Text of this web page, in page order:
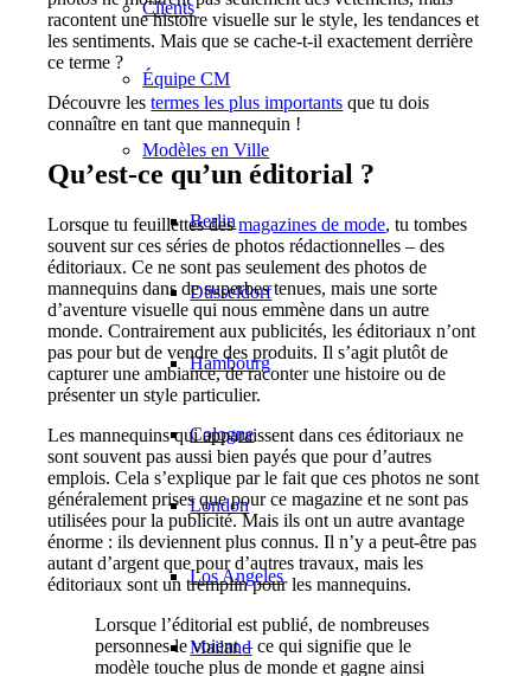
Clients
Équipe CM
Modèles en Ville
Berlin
Düsseldorf
Hambourg
Cologne
London
Los Angeles
Mailand
racontent une histoire visuelle sur le style, les tendances et
les sentiments. Mais que se cache-t-il exactement derrière
ce terme ?
Découvre lestermes les plus importants que tu dois
connaître en tant que mannequin !
Qu’est-ce qu’un éditorial ?
Lorsque tu feuillettes desmagazines de mode, tu tombes
souvent sur ces séries de photos rédactionnelles – des
éditoriaux. Ce ne sont pas seulement des photos de
mannequins dans de superbes tenues, mais une sorte
d’aventure visuelle qui nous emmène dans un autre
monde. Contrairement aux publicités, les éditoriaux n’ont
pas pour but de vendre des produits. Il s’agit plutôt de
capturer une ambiance, de raconter une histoire ou de
présenter un style particulier.
Les mannequins qui apparaissent dans ces éditoriaux ne
sont souvent pas aussi bien payés que pour d’autres
emplois. Cela s’explique par le fait que ces photos ne sont
généralement prises que pour ce magazine et ne sont pas
utilisées pour la publicité. Mais ils ont un autre avantage
énorme : ils deviennent plus connus. Il n’y a peut-être pas
autant d’argent que pour d’autres travaux, mais les
éditoriaux sont un tremplin pour les mannequins.
Lorsque l’éditorial est publié, de nombreuses
personnes le voient – ce qui signifie que le
modèle touche plus de monde et gagne ainsi